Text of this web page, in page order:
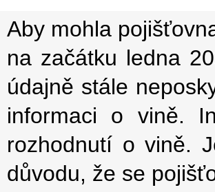
Aby mohla
na začátku ledna
údajně stále
informaci o vině.
rozhodnutí o vině.
důvodu, že se